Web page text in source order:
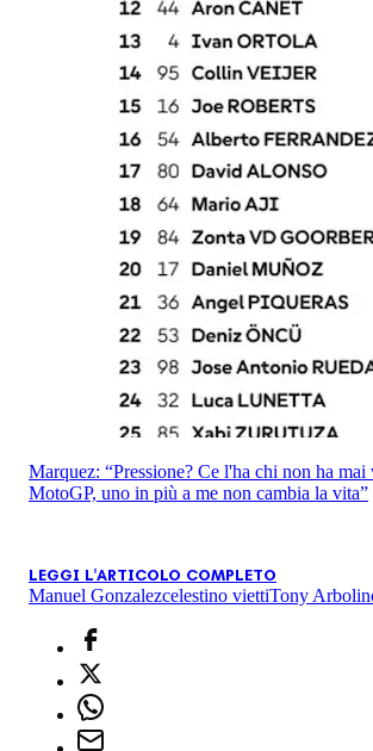
Marquez: “Pressione? Ce l'ha chi non ha
MotoGP, uno in più a me non cambia la vita”
LEGGI L'ARTICOLO COMPLETO
Manuel Gonzalezcelestino viettiTony